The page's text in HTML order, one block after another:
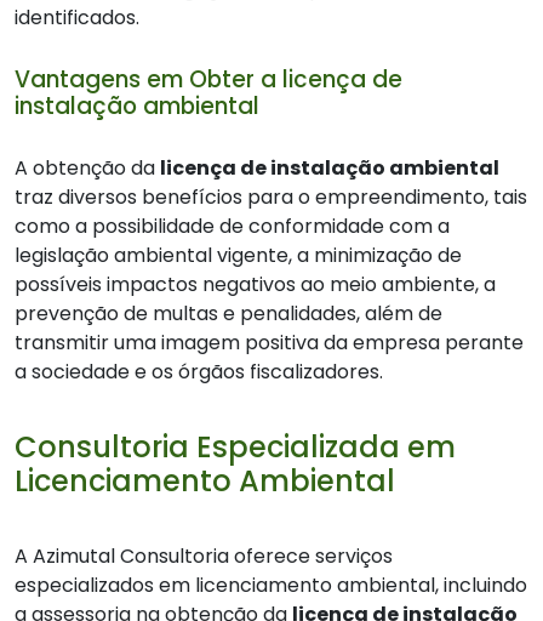
identificados.
Vantagens em Obter a licença de
instalação ambiental
A obtenção da licença de instalação ambiental
traz diversos benefícios para o empreendimento, tais
como a possibilidade de conformidade com a
legislação ambiental vigente, a minimização de
possíveis impactos negativos ao meio ambiente, a
prevenção de multas e penalidades, além de
transmitir uma imagem positiva da empresa perante
a sociedade e os órgãos fiscalizadores.
Consultoria Especializada em
Licenciamento Ambiental
A Azimutal Consultoria oferece serviços
especializados em licenciamento ambiental, incluindo
a assessoria na obtenção da licença de instalação